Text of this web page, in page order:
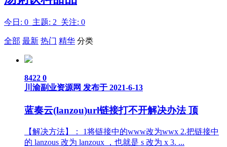
今日: 0 主题: 2 关注: 0
全部 最新 热门 精华 分类
8422 0
川渝副业资源网 发布于 2021-6-13
蓝奏云(lanzou)url链接打不开解决办法 顶
【解决方法】： 1将链接中的www改为wwx 2.把链接中
的 lanzous 改为 lanzoux ，也就是 s 改为 x 3. ...